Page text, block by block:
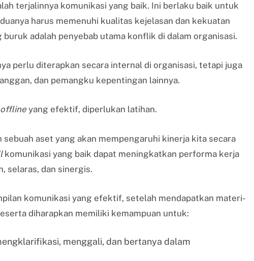
terjalinnya komunikasi yang baik. Ini berlaku baik untuk
harus memenuhi kualitas kejelasan dan kekuatan
adalah penyebab utama konflik di dalam organisasi.
perlu diterapkan secara internal di organisasi, tetapi juga
dan pemangku kepentingan lainnya.
offline yang efektif, diperlukan latihan.
aset yang akan mempengaruhi kinerja kita secara
komunikasi yang baik dapat meningkatkan performa kerja
selaras, dan sinergis.
komunikasi yang efektif, setelah mendapatkan materi-
diharapkan memiliki kemampuan untuk:
menggali, dan bertanya dalam